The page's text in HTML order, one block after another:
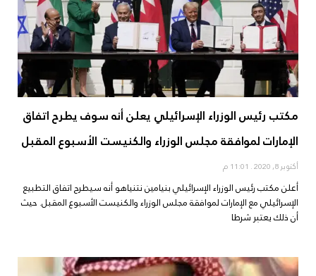
مكتب رئيس الوزراء الإسرائيلي يعلن أنه سوف يطرح اتفاق
الإمارات لموافقة مجلس الوزراء والكنيست الأسبوع المقبل
أكتوبر 8, 2020
أعلن مكتب رئيس الوزراء الإسرائيلي بنيامين نتنياهو أنه سيطرح اتفاق التطبيع
الإسرائيلي مع الإمارات لموافقة مجلس الوزراء والكنيست الأسبوع المقبل. حيث
أن ذلك يعتبر شرطا